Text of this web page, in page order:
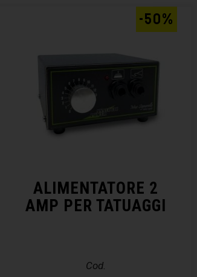
ALIMENTATORE 2
AMP PER TATUAGGI
Cod.
-50%